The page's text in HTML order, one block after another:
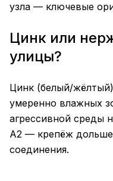
узла — ключевые
Цинк или
улицы?
Цинк (белый/
умеренно влажных
агрессивной среды
A2 — крепёж дольше
соединения.